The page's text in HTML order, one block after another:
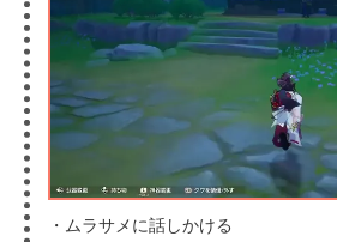
・ムラサメに話しかける